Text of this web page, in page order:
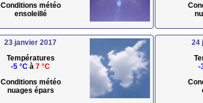
Conditions météo
ensoleillé
23 janvier 2017
Températures
-5 °C à 7 °C
Conditions météo
nuages épars
24
-